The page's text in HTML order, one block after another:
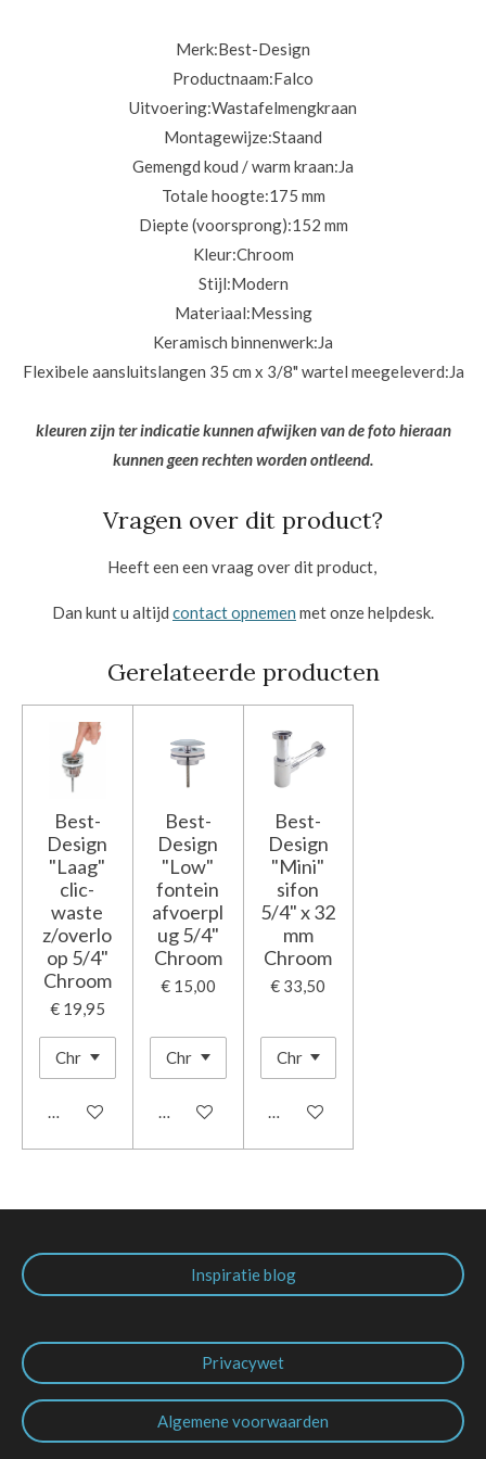
Merk:Best-Design
Productnaam:Falco
Uitvoering:Wastafelmengkraan
Montagewijze:Staand
Gemengd koud / warm kraan:Ja
Totale hoogte:175 mm
Diepte (voorsprong):152 mm
Kleur:Chroom
Stijl:Modern
Materiaal:Messing
Keramisch binnenwerk:Ja
Flexibele aansluitslangen 35 cm x 3/8" wartel meegeleverd:Ja
kleuren zijn ter indicatie kunnen afwijken van de foto hieraan
kunnen geen rechten worden ontleend.
Vragen over dit product?
Heeft een een vraag over dit product,
Dan kunt u altijd contact opnemen met onze helpdesk.
Gerelateerde producten
Best-
Design
"Laag"
clic-
waste
z/overlo
op 5/4"
Chroom
€ 19,95
In winkelwagen
Best-
Design
"Low"
fontein
afvoerpl
ug 5/4"
Chroom
€ 15,00
In winkelwagen
Best-
Design
"Mini"
sifon
5/4" x 32
mm
Chroom
€ 33,50
In winkelwagen
Inspiratie blog
Privacywet
Algemene voorwaarden